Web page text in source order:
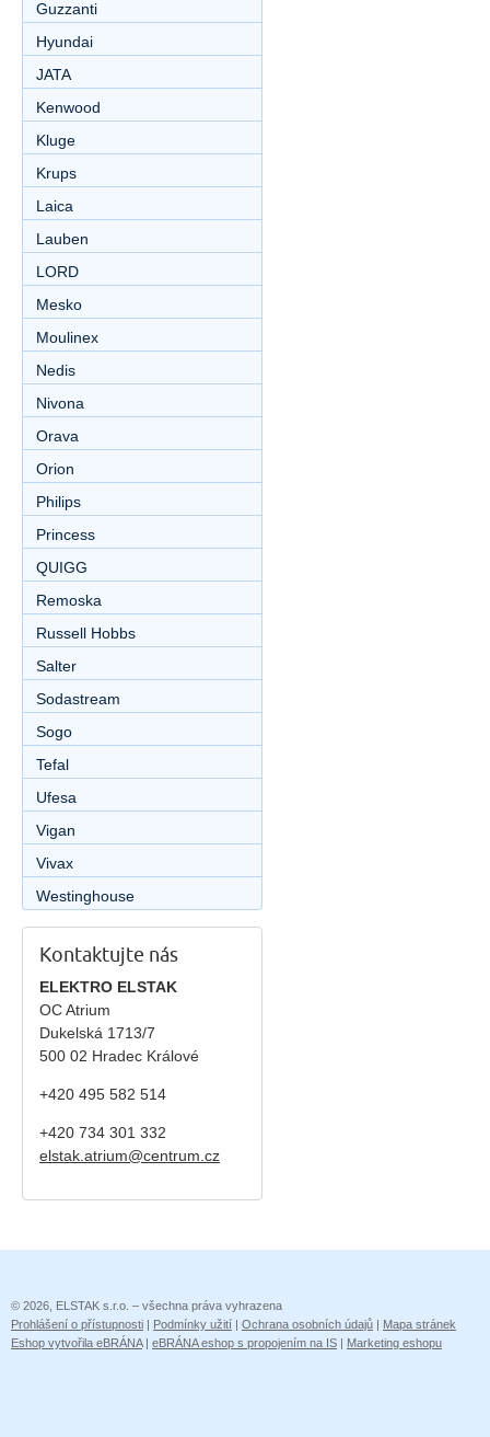
Guzzanti
Hyundai
JATA
Kenwood
Kluge
Krups
Laica
Lauben
LORD
Mesko
Moulinex
Nedis
Nivona
Orava
Orion
Philips
Princess
QUIGG
Remoska
Russell Hobbs
Salter
Sodastream
Sogo
Tefal
Ufesa
Vigan
Vivax
Westinghouse
Kontaktujte nás
ELEKTRO ELSTAK
OC Atrium
Dukelská 1713/7
500 02 Hradec Králové
+420 495 582 514
+420 734 301 332
elstak.atrium@centrum.cz
© 2026, ELSTAK s.r.o. – všechna práva vyhrazena
Prohlášení o přístupnosti | Podmínky užití | Ochrana osobních údajů | Mapa stránek
Eshop vytvořila eBRÁNA| eBRÁNA eshop s propojením na IS | Marketing eshopu